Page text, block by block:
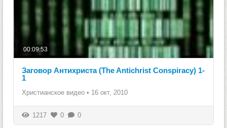
00:09:53
Заговор Антихриста (The Antichrist Conspiracy) 1-
1
Христианское видео • 16 окт, 2010
1217 0 0